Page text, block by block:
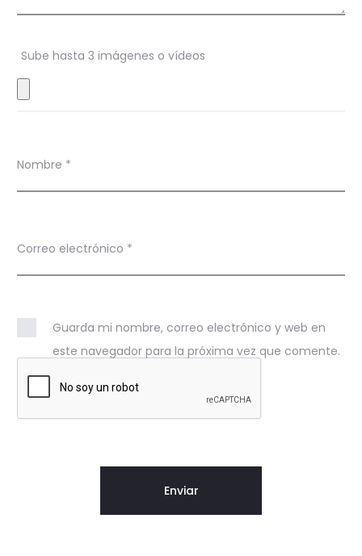
s
Sube hasta 3 imágenes o vídeos
Nombre *
Correo electrónico *
Guarda mi nombre, correo electrónico y web en
este navegador para la próxima vez que comente.